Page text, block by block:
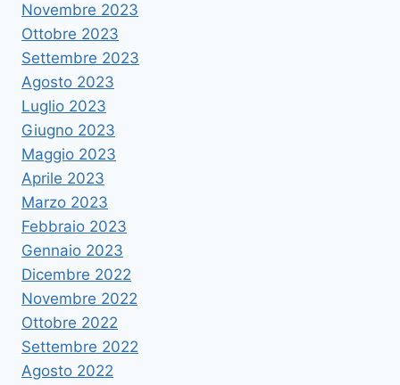
Novembre 2023
Ottobre 2023
Settembre 2023
Agosto 2023
Luglio 2023
Giugno 2023
Maggio 2023
Aprile 2023
Marzo 2023
Febbraio 2023
Gennaio 2023
Dicembre 2022
Novembre 2022
Ottobre 2022
Settembre 2022
Agosto 2022